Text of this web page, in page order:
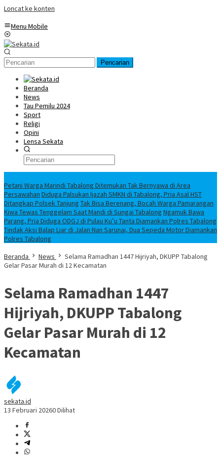
Loncat ke konten
Menu Mobile
Pencarian
Beranda
News
Tau Pemilu 2024
Sport
Religi
Opini
Lensa Sekata
Petani Warga Marindi Tabalong Ditemukan Tak Bernyawa di Area
Persawahan Diduga Palsukan Ijazah SMKN di Tabalong, Pria Asal HST
Ditangkap Polsek Tanjung Tak Bisa Berenang, Bocah Warga Pamarangan
Kiwa Tewas Tenggelam Saat Mandi di Sungai Tabalong Ngamuk Bawa
Parang, Pria Diduga ODGJ di Pulau Ku’u Tanta Diamankan Polres Tabalong
Tindak Aksi Balap Liar di Jalan Nan Sarunai, Dua Sepeda Motor Diamankan
Polres Tabalong
Beranda
News
Selama Ramadhan 1447 Hijriyah, DKUPP Tabalong
Gelar Pasar Murah di 12 Kecamatan
Selama Ramadhan 1447
Hijriyah, DKUPP Tabalong
Gelar Pasar Murah di 12
Kecamatan
sekata.id
13 Februari 20260 Dilihat